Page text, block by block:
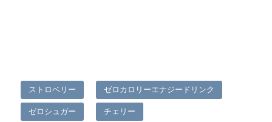
ストロベリー ゼロカロリーエナジードリンク
ゼロシュガー チェリー